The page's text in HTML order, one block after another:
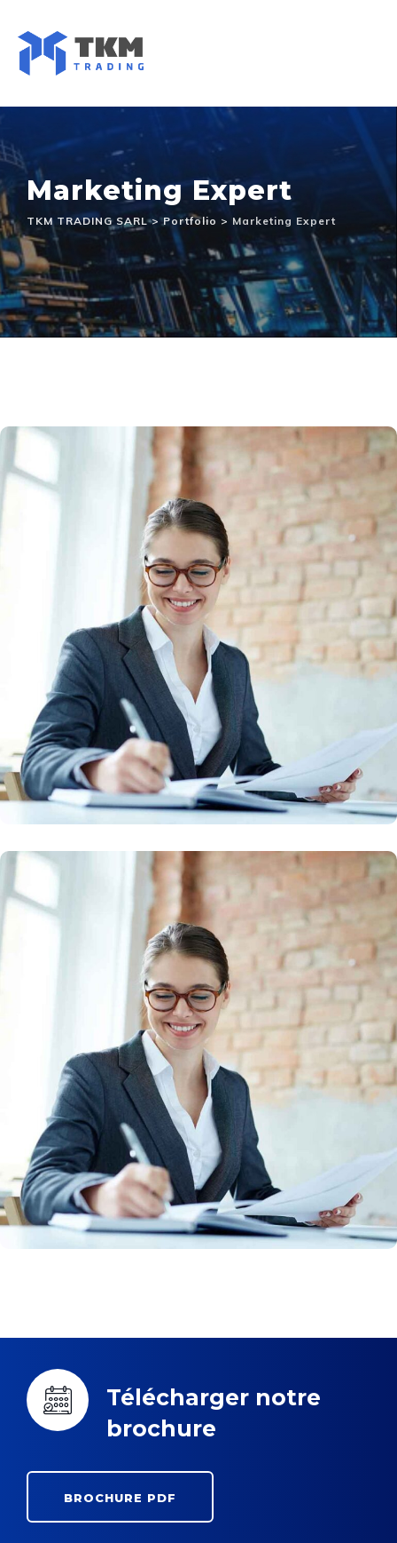
content
Marketing Expert
TKM TRADING SARL>Portfolio > Marketing Expert
Télécharger notre
brochure
BROCHURE PDF